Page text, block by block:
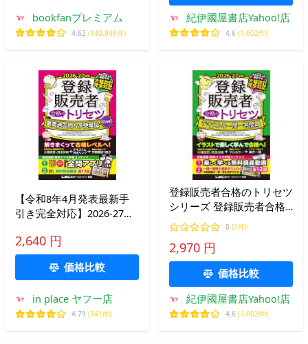
bookfanプレミアム
4.62 (140,946件)
紀伊國屋書店Yahoo!店
4.6 (1,602件)
【令和8年4月発表最新手
引き完全対応】2026-27年
セツ 重要過去問＆予想模
試Final
2,640 円
価格比較
in place ヤフー店
4.79 (341件)
登録販売者合格のトリセツ
シリーズ 登録販売者合格
のトリセツ テキスト＆一
問一答問題〈２０２６−２
７年版〉 （第２版）
0 (1件)
2,970 円
価格比較
紀伊國屋書店Yahoo!店
4.6 (1,602件)